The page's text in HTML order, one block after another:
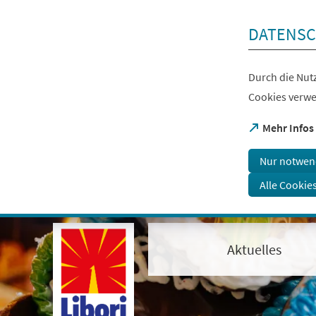
Assistenzsoftware
öffnen.
Mit
der
Tastatur
erreichbar
über
ALT
Durch die
Cookies
Mehr Infos
(Öffnet
einem
neuen
Tab)
Nur
Alle
Aktuelles